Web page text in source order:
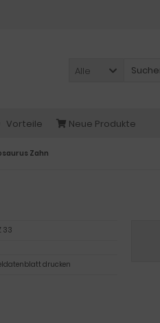
Alle
Vorteile Neue Produkte
Zahn
33
drucken